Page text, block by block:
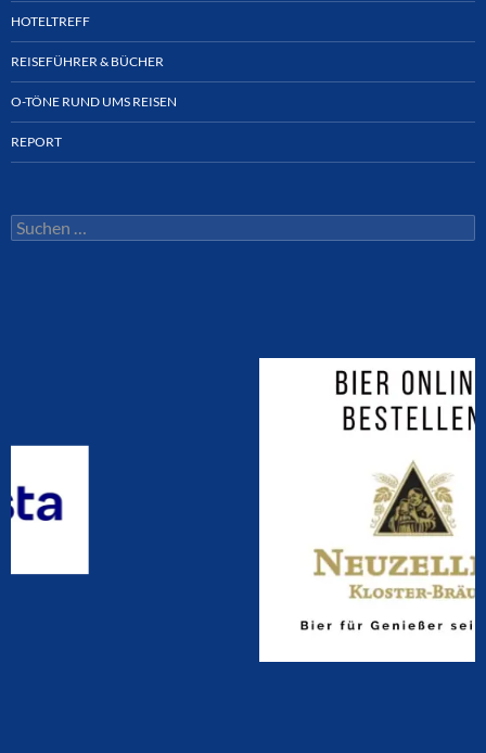
HOTELTREFF
REISEFÜHRER & BÜCHER
O-TÖNE RUND UMS REISEN
REPORT
Suchen
nach: